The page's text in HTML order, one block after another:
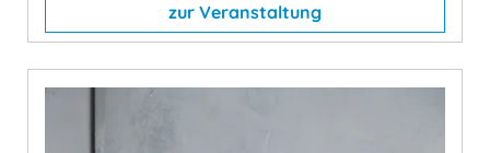
zur Veranstaltung